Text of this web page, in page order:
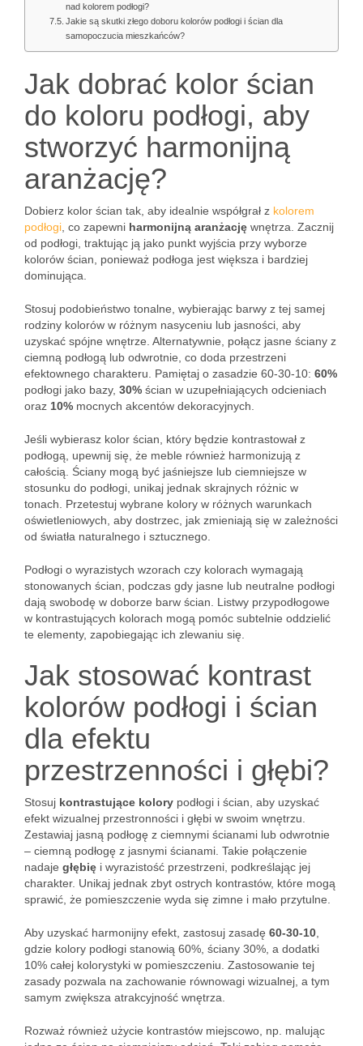
nad kolorem podłogi?
Jakie są skutki złego doboru kolorów podłogi i ścian dla
samopoczucia mieszkańców?
Jak dobrać kolor ścian
do koloru podłogi, aby
stworzyć harmonijną
aranżację?
Dobierz kolor ścian tak, aby idealnie współgrał z kolorem
podłogi , co zapewni harmonijną aranżację wnętrza. Zacznij
od podłogi, traktując ją jako punkt wyjścia przy wyborze
kolorów ścian, ponieważ podłoga jest większa i bardziej
dominująca.
Stosuj podobieństwo tonalne, wybierając barwy z tej samej
rodziny kolorów w różnym nasyceniu lub jasności, aby
uzyskać spójne wnętrze. Alternatywnie, połącz jasne ściany z
ciemną podłogą lub odwrotnie, co doda przestrzeni
efektownego charakteru. Pamiętaj o zasadzie 60-30-10: 60%
podłogi jako bazy, 30% ścian w uzupełniających odcieniach
oraz 10% mocnych akcentów dekoracyjnych.
Jeśli wybierasz kolor ścian, który będzie kontrastował z
podłogą, upewnij się, że meble również harmonizują z
całością. Ściany mogą być jaśniejsze lub ciemniejsze w
stosunku do podłogi, unikaj jednak skrajnych różnic w
tonach. Przetestuj wybrane kolory w różnych warunkach
oświetleniowych, aby dostrzec, jak zmieniają się w zależności
od światła naturalnego i sztucznego.
Podłogi o wyrazistych wzorach czy kolorach wymagają
stonowanych ścian, podczas gdy jasne lub neutralne podłogi
dają swobodę w doborze barw ścian. Listwy przypodłogowe
w kontrastujących kolorach mogą pomóc subtelnie oddzielić
te elementy, zapobiegając ich zlewaniu się.
Jak stosować kontrast
kolorów podłogi i ścian
dla efektu
przestrzenności i głębi?
Stosuj kontrastujące kolory podłogi i ścian, aby uzyskać
efekt wizualnej przestronności i głębi w swoim wnętrzu.
Zestawiaj jasną podłogę z ciemnymi ścianami lub odwrotnie
– ciemną podłogę z jasnymi ścianami. Takie połączenie
nadaje głębię i wyrazistość przestrzeni, podkreślając jej
charakter. Unikaj jednak zbyt ostrych kontrastów, które mogą
sprawić, że pomieszczenie wyda się zimne i mało przytulne.
Aby uzyskać harmonijny efekt, zastosuj zasadę 60-30-10
gdzie kolory podłogi stanowią 60%, ściany 30%, a dodatki
10% całej kolorystyki w pomieszczeniu. Zastosowanie tej
zasady pozwala na zachowanie równowagi wizualnej, a tym
samym zwiększa atrakcyjność wnętrza.
Rozważ również użycie kontrastów miejscowo, np. malując